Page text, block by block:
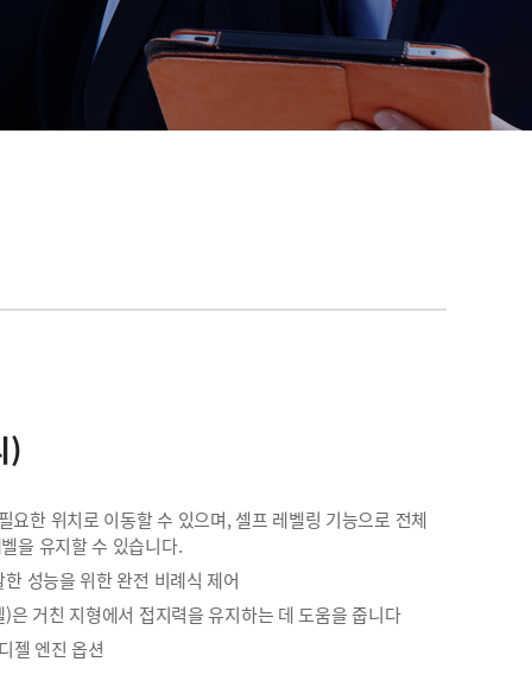
)
요한 위치로 이동할 수 있으며, 셀프 레벨링 기능으로 전체
을 유지할 수 있습니다.
성능을 위한 완전 비례식 제어
은 거친 지형에서 접지력을 유지하는 데 도움을 줍니다
젤 엔진 옵션